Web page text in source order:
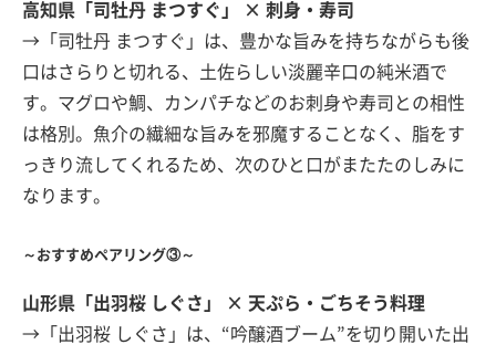
高知県「司牡丹 まつすぐ」 × 刺身・寿司
→「司牡丹 まつすぐ」は、豊かな旨みを持ちながらも後
口はさらりと切れる、土佐らしい淡麗辛口の純米酒で
す。マグロや鯛、カンパチなどのお刺身や寿司との相性
は格別。魚介の繊細な旨みを邪魔することなく、脂をす
っきり流してくれるため、次のひと口がまたたのしみに
なります。
～おすすめペアリング③～
山形県「出羽桜 しぐさ」 × 天ぷら・ごちそう料理
→「出羽桜 しぐさ」は、“吟醸酒ブーム”を切り開いた出